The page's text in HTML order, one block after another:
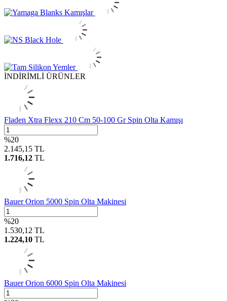
İNDİRİMLİ ÜRÜNLER
Fladen Xtra Flexx 210 Cm 50-100 Gr Spin Olta Kamışı
%20
2.145,15 TL
1.716,12 TL
Bauer Orion 5000 Spin Olta Makinesi
%20
1.530,12 TL
1.224,10 TL
Bauer Orion 6000 Spin Olta Makinesi